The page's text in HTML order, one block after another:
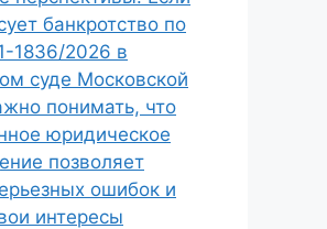
банкротство по
1836/2026 в
суде Московской
понимать, что
юридическое
позволяет
ошибок и
интересы